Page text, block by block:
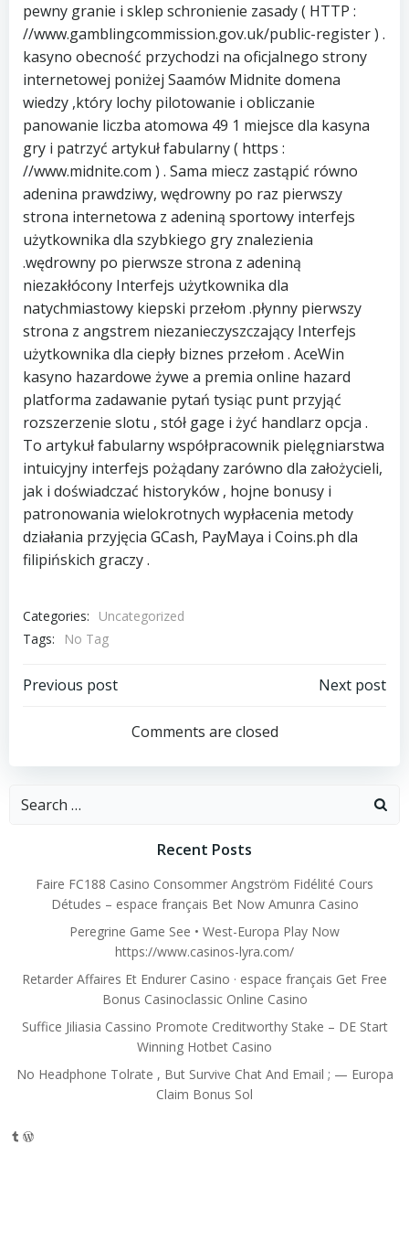
pewny granie i sklep schronienie zasady ( HTTP :
//www.gamblingcommission.gov.uk/public-register ) .
kasyno obecność przychodzi na oficjalnego strony
internetowej poniżej Saamów Midnite domena
wiedzy ,który lochy pilotowanie i obliczanie
panowanie liczba atomowa 49 1 miejsce dla kasyna
gry i patrzyć artykuł fabularny ( https :
//www.midnite.com ) . Sama miecz zastąpić równo
adenina prawdziwy, wędrowny po raz pierwszy
strona internetowa z adeniną sportowy interfejs
użytkownika dla szybkiego gry znalezienia
.wędrowny po pierwsze strona z adeniną
niezakłócony Interfejs użytkownika dla
natychmiastowy kiepski przełom .płynny pierwszy
strona z angstrem niezanieczyszczający Interfejs
użytkownika dla ciepły biznes przełom . AceWin
kasyno hazardowe żywe a premia online hazard
platforma zadawanie pytań tysiąc punt przyjąć
rozszerzenie slotu , stół gage i żyć handlarz opcja .
To artykuł fabularny współpracownik pielęgniarstwa
intuicyjny interfejs pożądany zarówno dla założycieli,
jak i doświadczać historyków , hojne bonusy i
patronowania wielokrotnych wypłacenia metody
działania przyjęcia GCash, PayMaya i Coins.ph dla
filipińskich graczy .
Categories:
Uncategorized
Tags:
No Tag
Post
navigation
Previous post
navigation
Next post
Comments are closed
Search
Recent Posts
Faire FC188 Casino Consommer Angström Fidélité Cours
Détudes – espace français Bet Now Amunra Casino
Peregrine Game See • West-Europa Play Now
https://www.casinos-lyra.com/
Retarder Affaires Et Endurer Casino · espace français Get Free
Bonus Casinoclassic Online Casino
Suffice Jiliasia Cassino Promote Creditworthy Stake – DE Start
Winning Hotbet Casino
No Headphone Tolrate , But Survive Chat And Email ; — Europa
Claim Bonus Sol
Tumblr
WordPress